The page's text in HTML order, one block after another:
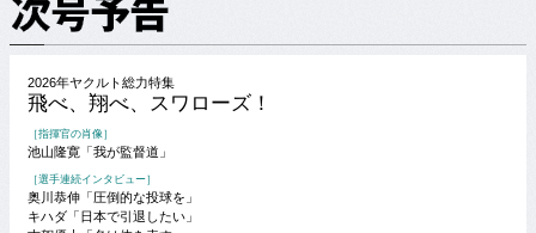
2026年ヤクルト総力特集
飛べ、翔べ、スワローズ！
［指揮官の肖像］
池山隆寛「我が監督道」
［選手連続インタビュー］
奥川恭伸「圧倒的な投球を」
キハダ「日本で引退したい」